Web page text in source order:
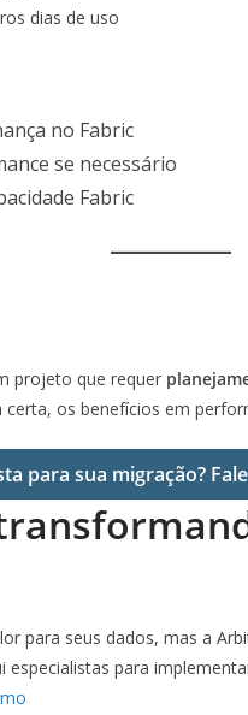
dias de uso
no Fabric
se necessário
Fabric
projeto que requer
os benefícios em
para sua migração?
para seus dados, mas a
especialistas para